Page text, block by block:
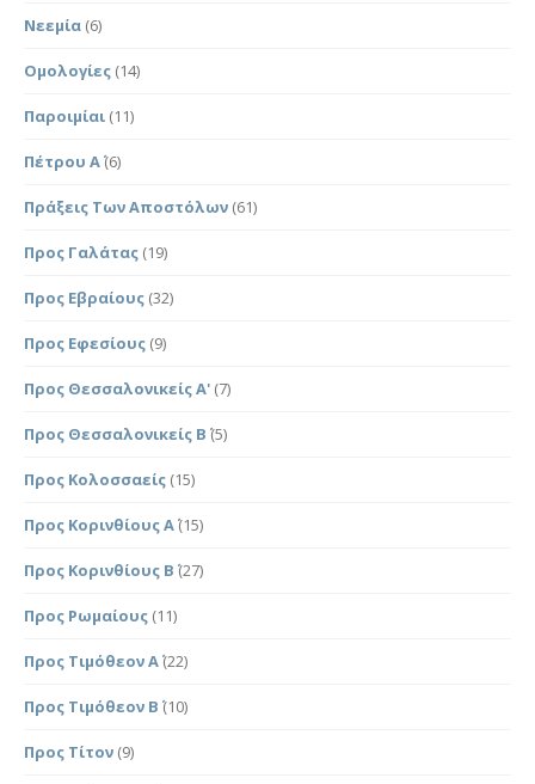
Νεεμία (6)
Ομολογίες (14)
Παροιμίαι (11)
Πέτρου Α΄(6)
Πράξεις Των Αποστόλων (61)
Προς Γαλάτας (19)
Προς Εβραίους (32)
Προς Εφεσίους (9)
Προς Θεσσαλονικείς Α' (7)
Προς Θεσσαλονικείς Β΄ (5)
Προς Κολοσσαείς (15)
Προς Κορινθίους Α΄(15)
Προς Κορινθίους Β΄ (27)
Προς Ρωμαίους (11)
Προς Τιμόθεον Α΄(22)
Προς Τιμόθεον Β΄ (10)
Προς Τίτον (9)